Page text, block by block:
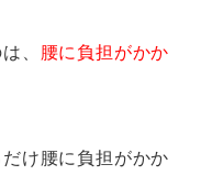
、 腰に負担がかか
け腰に負担がかか